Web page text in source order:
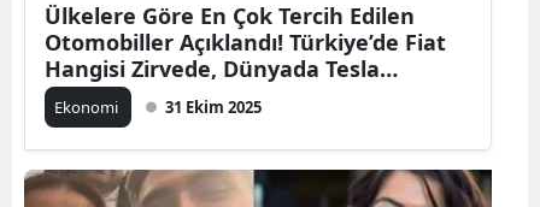
Ülkelere Göre En Çok Tercih Edilen
Otomobiller Açıklandı! Türkiye’de Fiat
Hangisi Zirvede, Dünyada Tesla
Yükseliyor
Ekonomi 31 Ekim 2025